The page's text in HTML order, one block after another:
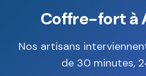
Coffre-fort à
Nos artisans
de 30 minutes,